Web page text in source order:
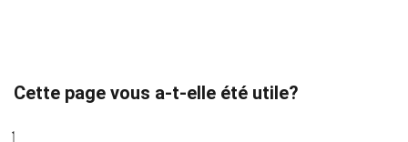
Cette page vous a-t-elle été utile?